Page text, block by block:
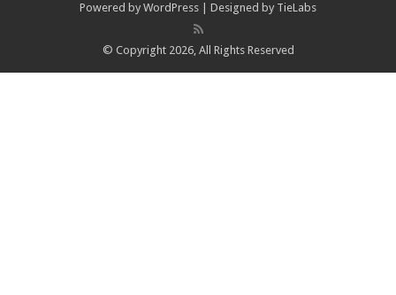
Powered by WordPress | Designed by TieLabs
© Copyright 2026, All Rights Reserved